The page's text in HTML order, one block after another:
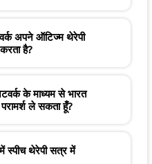
अपने ऑटिज्म थेरेपी
है?
के माध्यम से भारत
ले सकता हूँ?
स्पीच थेरेपी सत्र में